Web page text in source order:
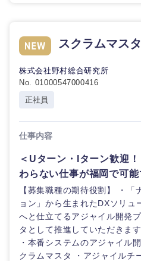
スクラムマス
株式会社野村総合研究所
No. 01000547000416
正社員
仕事内容
＜Uターン・Iターン歓迎
わらない仕事が福岡で可能
【募集職種の期待役割】 ・
ョン」から生まれたDXソリュ
へと仕立てるアジャイル開発
タとして推進していただきま
・本番システムのアジャイル
クラムマスタ ・アジャイルチ